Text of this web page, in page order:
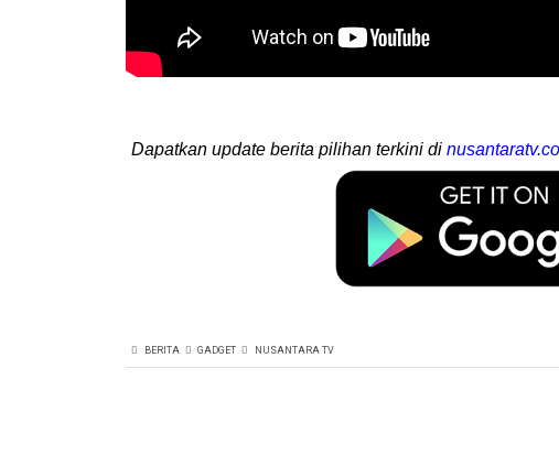
Dapatkan update berita pilihan terkini di
BERITA GADGET NUSANTARA TV